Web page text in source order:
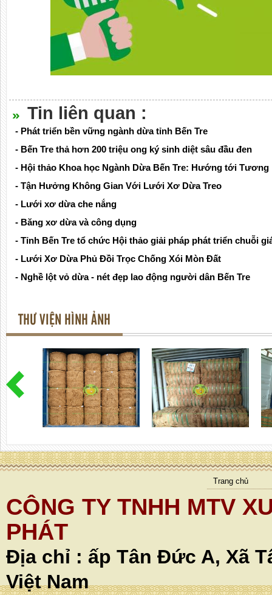
Tin liên quan :
- Phát triển bền vững ngành dừa tỉnh Bến Tre
- Bến Tre thả hơn 200 triệu ong ký sinh diệt sâu đầu đen
- Hội thảo Khoa học Ngành Dừa Bến Tre: Hướng tới Tương
- Tận Hưởng Không Gian Với Lưới Xơ Dừa Treo
- Lưới xơ dừa che nắng
- Băng xơ dừa và công dụng
- Tỉnh Bến Tre tổ chức Hội thảo giải pháp phát triển chuỗi
- Lưới Xơ Dừa Phủ Đồi Trọc Chống Xói Mòn Đất
- Nghề lột vỏ dừa - nét đẹp lao động người dân Bến Tre
THƯ VIỆN HÌNH ẢNH
Trang chủ
CÔNG TY TNHH MTV
PHÁT
Địa chỉ : ấp Tân Đức A, Xã
Việt Nam